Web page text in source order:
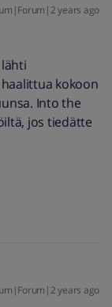
years ago
kokoon
Into the
jos tiedätte
years ago